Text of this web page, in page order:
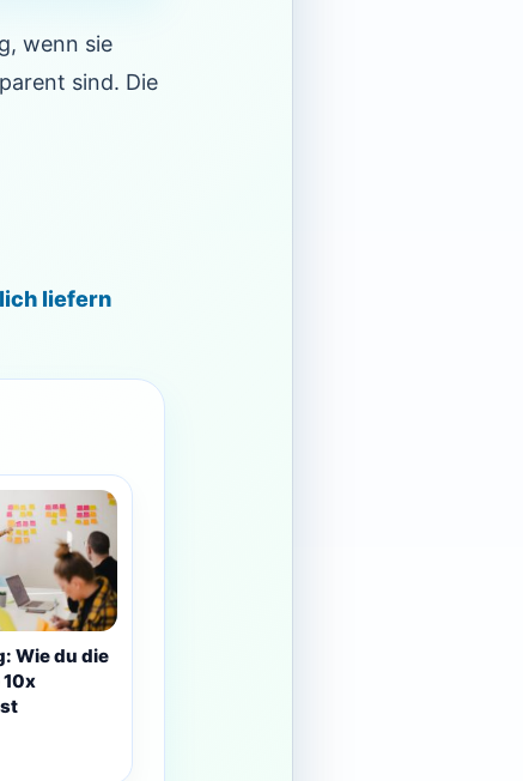
wenn sie
sind. Die
liefern
Wie du die